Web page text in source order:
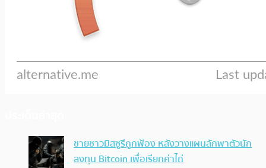
ชายชาวมิสซูรีถูกฟ้อง หลังวางแผนลักพาตัวนัก
ลงทุน Bitcoin เพื่อเรียกค่าไถ่